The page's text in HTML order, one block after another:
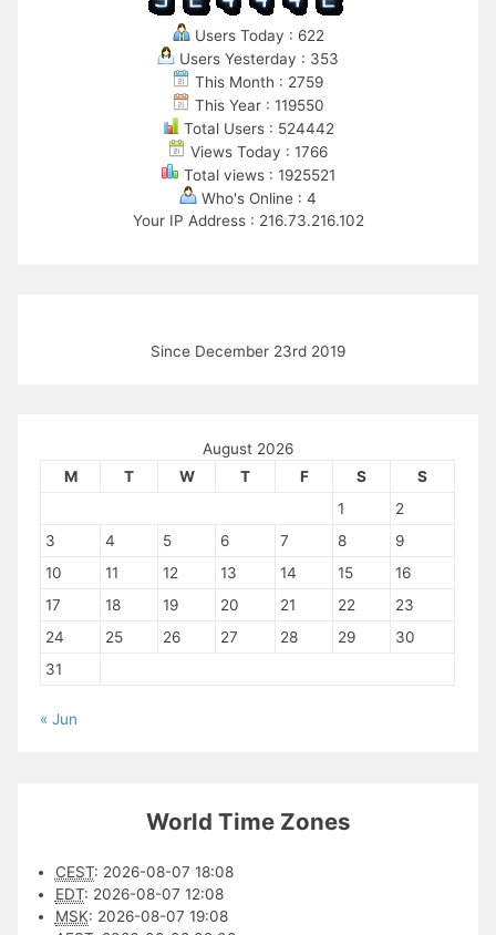
Users Today : 622
Users Yesterday : 353
This Month : 2759
This Year : 119550
Total Users : 524442
Views Today : 1766
Total views : 1925521
Who's Online : 4
Your IP Address : 216.73.216.102
Since December 23rd 2019
August 2026
M
T W T F S
S
1
2
3
4 5 6 7 8
9
10
11 12 13 14 15
16
17
18 19 20 21 22
23
24
25 26 27 28 29
30
31
« Jun
World Time Zones
CEST: 2026-08-07 18:08
EDT: 2026-08-07 12:08
MSK: 2026-08-07 19:08